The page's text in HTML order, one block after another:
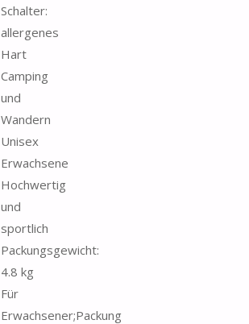
Schalter:
allergenes
Hart
Camping
und
Wandern
Unisex
Erwachsene
Hochwertig
und
sportlich
Packungsgewicht:
4.8 kg
Für
Erwachsener;Packung